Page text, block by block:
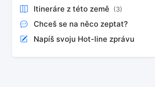
Itineráre z této země (3)
Chceš se na něco zeptat?
Napíš svoju Hot-line zprávu